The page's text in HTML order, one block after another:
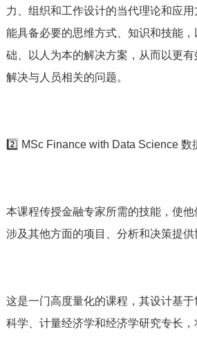
力、组织和工作设计的当代理论和应
能具备必要的思维方式、知识和技能
础、以人为本的解决方案，从而以更
解决与人员相关的问题。
2️⃣ MSc Finance with Data Science 数
本课程传授金融专家所需的技能，使
涉及其他方面的项目、分析和决策提供
这是一门高度量化的课程，其设计基
科学、计量经济学和经济学研究专长